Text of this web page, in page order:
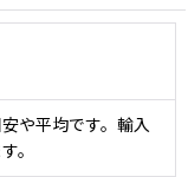
や平均です。輸入
。